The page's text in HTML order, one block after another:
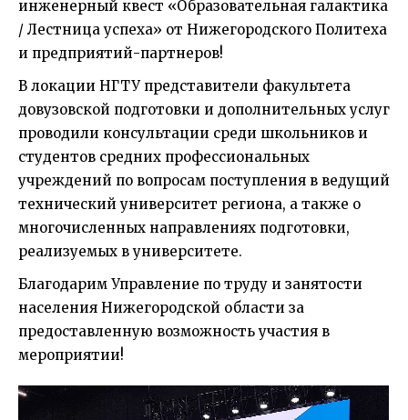
инженерный квест «Образовательная галактика
/ Лестница успеха» от Нижегородского Политеха
и предприятий-партнеров!
В локации НГТУ представители факультета
довузовской подготовки и дополнительных услуг
проводили консультации среди школьников и
студентов средних профессиональных
учреждений по вопросам поступления в ведущий
технический университет региона, а также о
многочисленных направлениях подготовки,
реализуемых в университете.
Благодарим Управление по труду и занятости
населения Нижегородской области за
предоставленную возможность участия в
мероприятии!